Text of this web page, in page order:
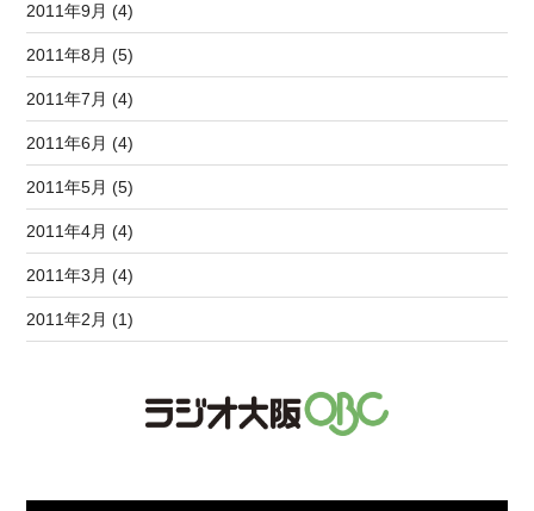
2011年9月 (4)
2011年8月 (5)
2011年7月 (4)
2011年6月 (4)
2011年5月 (5)
2011年4月 (4)
2011年3月 (4)
2011年2月 (1)